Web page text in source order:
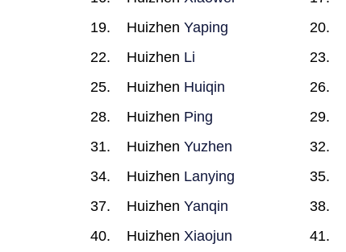
Huizhen Yaping
Huizhen Li
Huizhen Huiqin
Huizhen Ping
Huizhen Yuzhen
Huizhen Lanying
Huizhen Yanqin
Huizhen Xiaojun